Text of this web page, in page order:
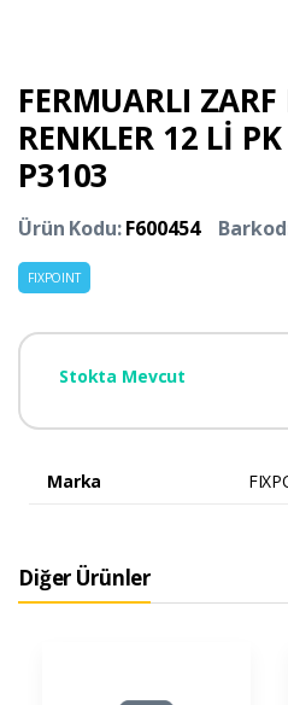
FERMUARLI
RENKLER 12 Lİ
P3103
Ürün Kodu:F600454
FIXPOINT
Stokta Mevcut
Marka
Diğer Ürünler